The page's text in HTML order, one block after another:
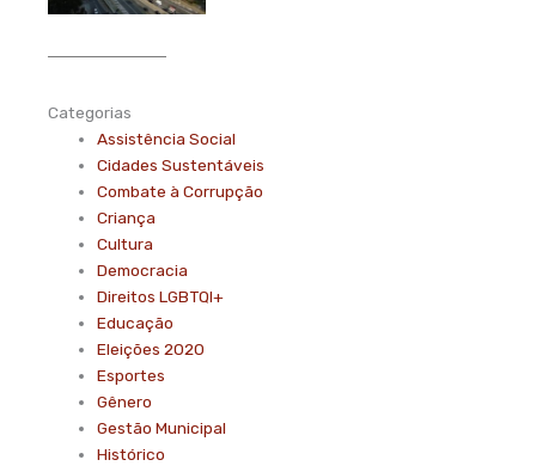
Categorias
Assistência Social
Cidades Sustentáveis
Combate à Corrupção
Criança
Cultura
Democracia
Direitos LGBTQI+
Educação
Eleições 2020
Esportes
Gênero
Gestão Municipal
Histórico